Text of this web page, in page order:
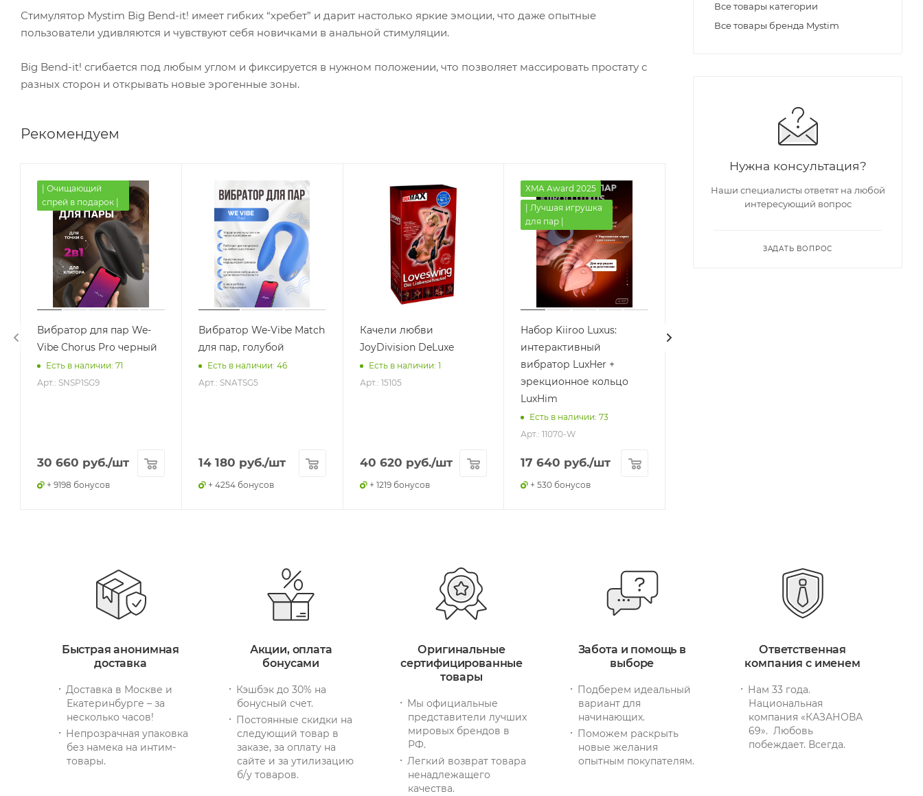
Стимулятор Mystim Big Bend-it! имеет гибких “хребет” и дарит настолько яркие эмоции, что даже опытные
пользователи удивляются и чувствуют себя новичками в анальной стимуляции.
Big Bend-it! сгибается под любым углом и фиксируется в нужном положении, что позволяет массировать простату с
разных сторон и открывать новые эрогенные зоны.
Рекомендуем
| Очищающий
спрей в подарок |
Вибратор для пар We-
Vibe Chorus Pro черный
Есть в наличии: 71
Арт.: SNSP1SG9
30 660 руб./шт
+ 9198 бонусов
Вибратор We-Vibe Match
для пар, голубой
Есть в наличии: 46
Арт.: SNATSG5
14 180 руб./шт
+ 4254 бонусов
Качели любви
JoyDivision DeLuxe
Есть в наличии: 1
Арт.: 15105
40 620 руб./шт
+ 1219 бонусов
XMA Award 2025
| Лучшая игрушка
для пар |
Набор Kiiroo Luxus:
интерактивный
вибратор LuxHer +
эрекционное кольцо
LuxHim
Есть в наличии: 73
Арт.: 11070-W
17 640 руб./шт
+ 530 бонусов
| Хит 2026 |
Все товары категории
Все товары бренда Mystim
Нужна консультация?
Наши специалисты ответят на любой
интересующий вопрос
ЗАДАТЬ ВОПРОС
Быстрая анонимная
доставка
Доставка в Москве и
Екатеринбурге – за
несколько часов!
Непрозрачная упаковка
без намека на интим-
товары.
Акции, оплата
бонусами
Кэшбэк до 30% на
бонусный счет.
Постоянные скидки на
следующий товар в
заказе, за оплату на
сайте и за утилизацию
б/у товаров.
Оригинальные
сертифицированные
товары
Мы официальные
представители лучших
мировых брендов в
РФ.
Легкий возврат товара
ненадлежащего
качества.
Забота и помощь в
выборе
Подберем идеальный
вариант для
начинающих.
Поможем раскрыть
новые желания
опытным покупателям.
Ответственная
компания с именем
Нам 33 года.
Национальная
компания «КАЗАНОВА
69». Любовь
побеждает. Всегда.